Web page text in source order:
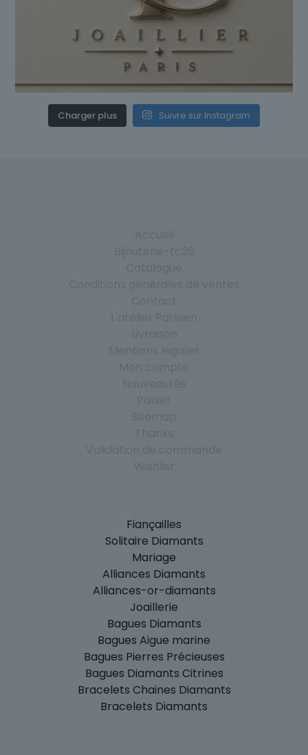
Charger plus Suivre sur Instagram
Fiançailles
Solitaire Diamants
Mariage
Alliances Diamants
Alliances-or-diamants
Joaillerie
Bagues Diamants
Bagues Aigue marine
Bagues Pierres Précieuses
Bagues Diamants Citrines
Bracelets Chaines Diamants
Bracelets Diamants